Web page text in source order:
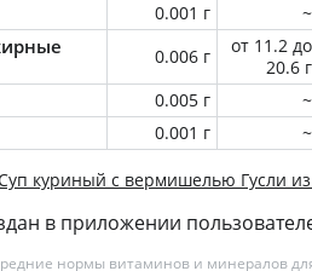
0.001 г ~
0.006 г
от 11.2 до
20.6 г
0.005 г
~
0.001 г ~
куриный с вермишелью Гусли из
в приложении
нормы витаминов и минералов для